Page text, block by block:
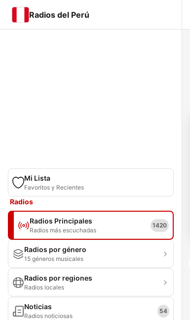
Radios del Perú
Mi Lista
Favoritos y Recientes
Radios
Radios Principales
Radios más escuchadas
1420
Radios por género
15 géneros musicales
Radios por regiones
Radios locales
Noticias
Radios noticiosas
54